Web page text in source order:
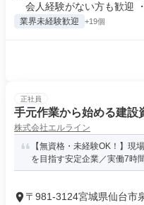
会人経験がない方も歓迎 ・
業界未経験歓迎 +19個
正社員
手元作業から始める建設
株式会社エルライン
【無資格・未経験OK！】現
を目指す安定企業／実働7時
〒981-3124宮城県仙台市